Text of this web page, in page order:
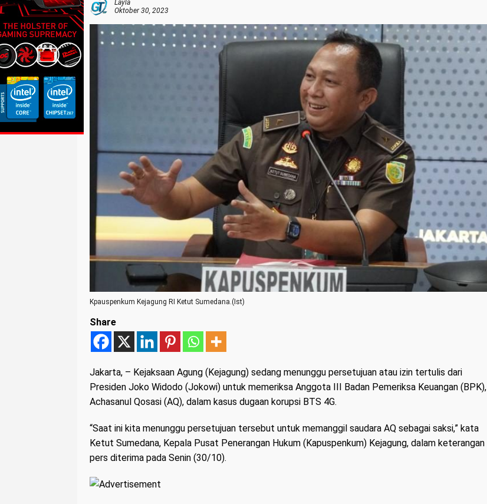
Layla
Oktober 30, 2023
Kpauspenkum Kejagung RI Ketut Sumedana.(Ist)
Share
Jakarta, – Kejaksaan Agung (Kejagung) sedang menunggu persetujuan atau izin tertulis dari
Presiden Joko Widodo (Jokowi) untuk memeriksa Anggota III Badan Pemeriksa Keuangan (BPK),
Achasanul Qosasi (AQ), dalam kasus dugaan korupsi BTS 4G.
“Saat ini kita menunggu persetujuan tersebut untuk memanggil saudara AQ sebagai saksi,” kata
Ketut Sumedana, Kepala Pusat Penerangan Hukum (Kapuspenkum) Kejagung, dalam keterangan
pers diterima pada Senin (30/10).